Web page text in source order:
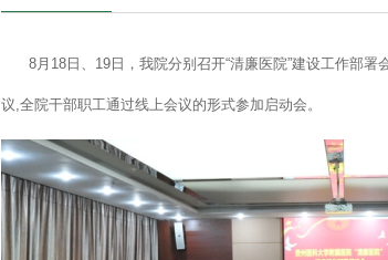
8月18日、19日，我院分别召开“清廉医院”建设工作部
议,全院干部职工通过线上会议的形式参加启动会。